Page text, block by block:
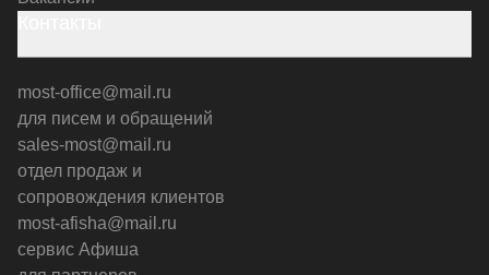
most-office@mail.ru
для писем и обращений
sales-most@mail.ru
отдел продаж и
сопровождения клиентов
most-afisha@mail.ru
сервис Афиша